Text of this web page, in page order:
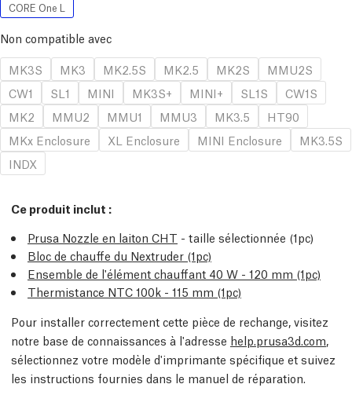
CORE One L
Non compatible avec
MK3S
MK3 MK2.5S MK2.5 MK2S
MMU2S
CW1
SL1 MINI MK3S+ MINI+ SL1S
CW1S
MK2
MMU2 MMU1 MMU3 MK3.5
HT90
MKx Enclosure
XL Enclosure MINI Enclosure
MK3.5S
INDX
Ce produit inclut :
Prusa Nozzle en laiton CHT - taille sélectionnée (1pc)
Bloc de chauffe du Nextruder (1pc)
Ensemble de l'élément chauffant 40 W - 120 mm (1pc)
Thermistance NTC 100k - 115 mm (1pc)
Pour installer correctement cette pièce de rechange, visitez
notre base de connaissances à l'adresse help.prusa3d.com,
sélectionnez votre modèle d'imprimante spécifique et suivez
les instructions fournies dans le manuel de réparation.